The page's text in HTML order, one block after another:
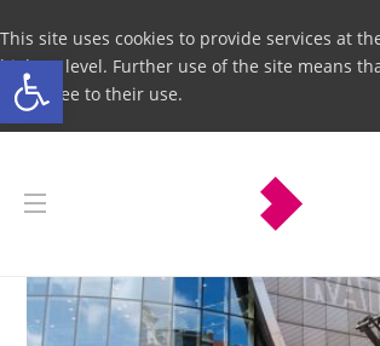
Open toolbar
This site uses cookies to provide services at
highest level. Further use of the site means
you agree to their use.